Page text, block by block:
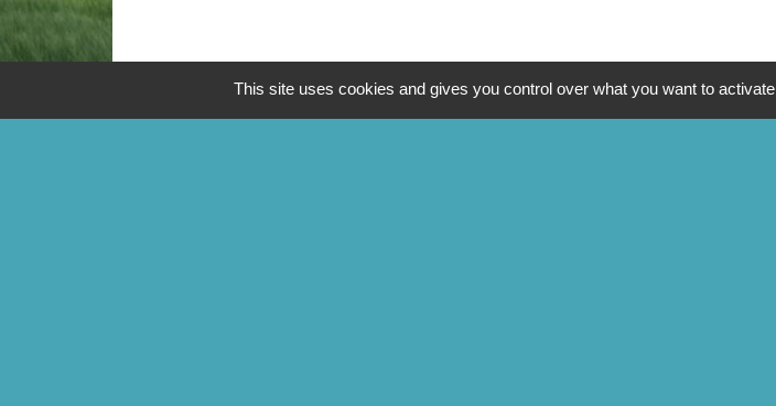
This site uses cookies and gives you control over what you want to activate